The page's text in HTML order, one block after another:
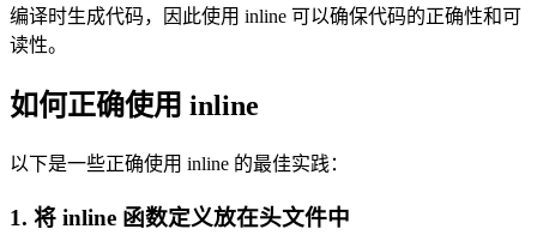
编译时生成代码，因此使用 inline 可以确保代码的正确性和可
读性。
如何正确使用 inline
以下是一些正确使用 inline 的最佳实践：
1. 将 inline 函数定义放在头文件中